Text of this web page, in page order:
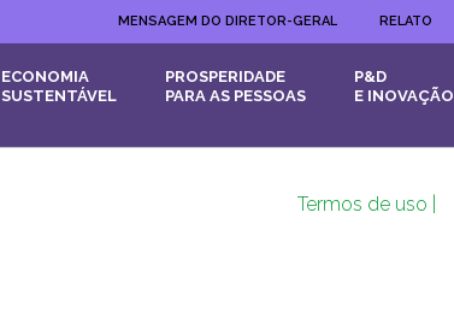
MENSAGEM DO DIRETOR-GERAL RELATO
ECONOMIA
SUSTENTÁVEL
PROSPERIDADE
PARA AS PESSOAS
P&D
E INOVAÇÃO
Termos de uso |